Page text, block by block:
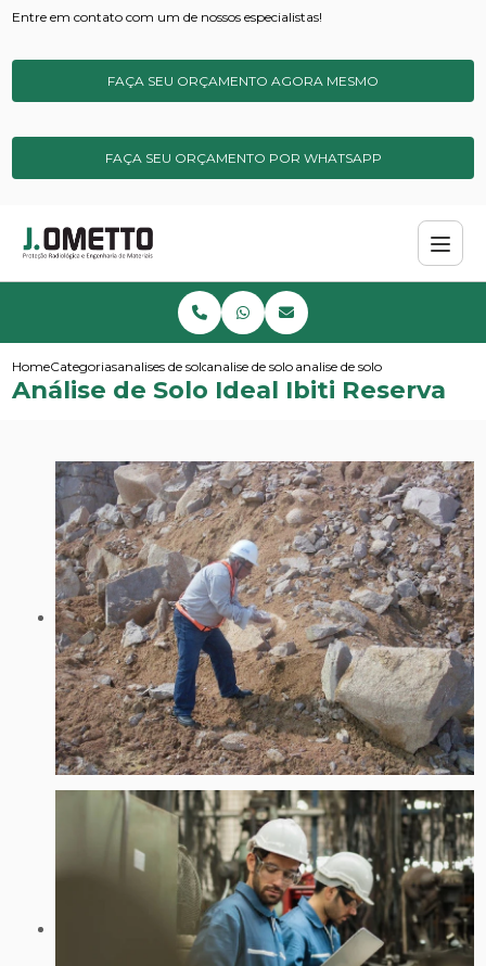
Entre em contato com um de nossos especialistas!
FAÇA SEU ORÇAMENTO AGORA MESMO
FAÇA SEU ORÇAMENTO POR WHATSAPP
HomeCategoriasanalises de solos e sedimentos
analise de solo amostragem
analise de solo ideal ibiti
Análise de Solo Ideal Ibiti Reserva